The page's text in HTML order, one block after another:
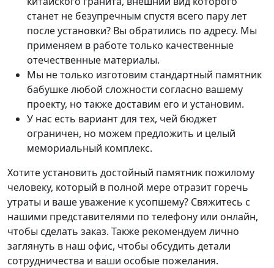
станет не безупречным спустя всего пару лет
после установки? Вы обратились по адресу. Мы
применяем в работе только качественные
отечественные материалы.
Мы не только изготовим стандартный памятник
бабушке любой сложности согласно вашему
проекту, но также доставим его и установим.
У нас есть вариант для тех, чей бюджет
ограничен, но можем предложить и целый
мемориальный комплекс.
Хотите установить достойный памятник пожилому
человеку, который в полной мере отразит горечь
утраты и ваше уважение к усопшему? Свяжитесь с
нашими представителями по телефону или онлайн,
чтобы сделать заказ. Также рекомендуем лично
заглянуть в наш офис, чтобы обсудить детали
сотрудничества и ваши особые пожелания.